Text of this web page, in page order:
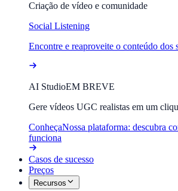
Criação de vídeo e comunidade
Social Listening
Encontre e reaproveite o conteúdo dos
AI StudioEM BREVE
Gere vídeos UGC realistas em um
ConheçaNossa plataforma: descubra
funciona
Casos de sucesso
Preços
Recursos